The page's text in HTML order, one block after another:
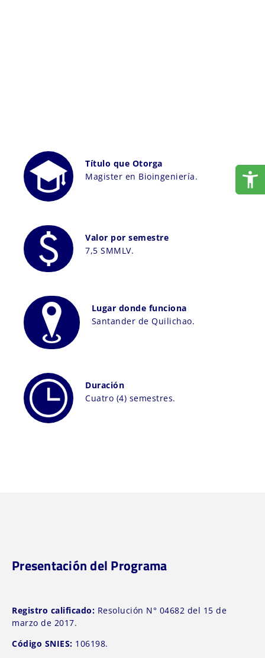
Título que Otorga
Magister en Bioingeniería.
Valor por semestre
7,5 SMMLV.
Lugar donde funciona
Santander de Quilichao.
Duración
Cuatro (4) semestres.
Presentación del Programa
Registro calificado: Resolución N° 04682 del 15 de
marzo de 2017.
Código SNIES: 106198.